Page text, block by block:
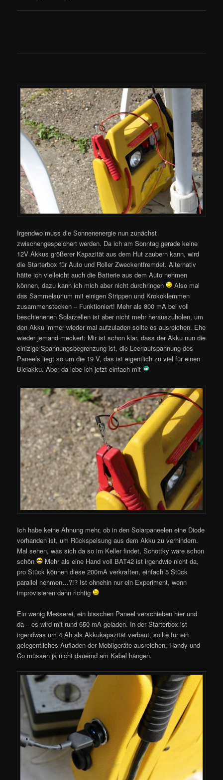
Irgendwo muss die Sonnenenergie nun zunächst
zwischengespeichert werden. Da ich am Sonntag gerade keine
12V Akkus größerer Kapazität aus dem Hut zaubern kann, wird
die Starterbox für Auto und Roller Zweckentfremdet. Alternativ
hätte ich vielleicht auch die Batterie aus dem Auto nehmen
können, dazu kann ich mich aber nicht durchringen
Also mal
das Sammelsurium mit einigen Strippen und Krokoklemmen
zusammenstecken – Funktioniert! Mehr als 800 mA bei voll
beschienenen Solarzellen ist aber nicht mehr herauszuholen, um
den Akku immer wieder mal aufzuladen sollte es ausreichen. Ehe
wieder jemand meckert: Mir ist schon klar, dass der Akku nun die
einizige Spannungsbegrenzung ist, die Leerlaufspannung des
Paneels liegt so um die 19 V, das ist eigentlich zu viel für einen
Bleiakku. Aber da lebe ich jetzt einfach mit
Ich habe keine Ahnung mehr, ob in den Solarpaneelen eine Diode
vorhanden ist, um Rückspeisung aus dem Akku zu verhindern.
Mal sehen, was sich da so im Keller findet, Schottky wäre schon
schön
Mehr als eine Hand voll BAT42 ist irgendwie nicht da,
pro Stück können diese 200mA verkraften, einfach 5 Stück
parallel nehmen…?!? Ist ohnehin nur ein Experiment, wenn
improvisieren dann richtig
Ein wenig Messerei, ein bisschen Paneel verschieben hier und
da – es wird mit rund 650 mA geladen. In der Starterbox ist
irgendwas um 4 Ah als Akkukapazität verbaut, sollte für ein
gelegentliches Aufladen der Mobilgeräte ausreichen, Handy und
Co müssen ja nicht dauernd am Kabel hängen.